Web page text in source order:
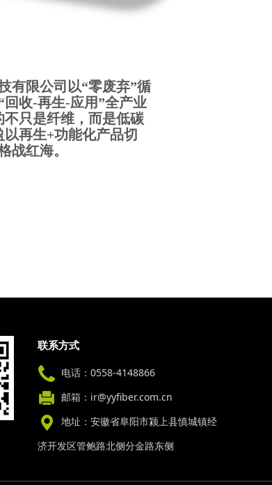
有限公司以“零废弃”循
收-再生-应用”全产业
只是纤维，而是低碳
再生+功能化产品切
战红海。
联系方式
电话：0558-4148866
邮箱：ir@yyfiber.com.cn
地址：安徽省阜阳市颍上县慎城镇经
济开发区管鲍路北侧分金路东侧